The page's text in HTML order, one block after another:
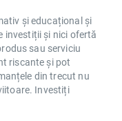
și educațional și
investiții și nici ofertă
sau serviciu
riscante și pot
din trecut nu
Investiți